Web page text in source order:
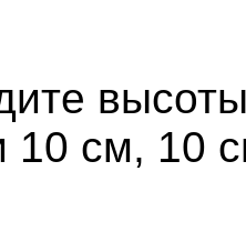
высоты
10 см, 10